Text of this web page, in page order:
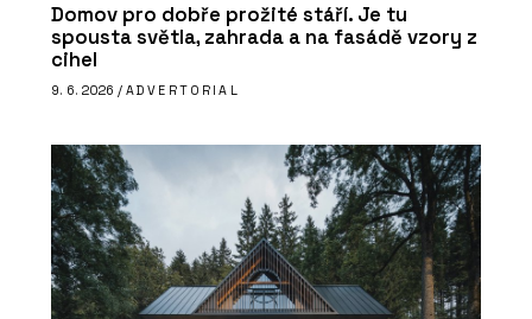
Domov pro dobře prožité stáří. Je tu
spousta světla, zahrada a na fasádě vzory z
cihel
9. 6. 2026 / ADVERTORIAL